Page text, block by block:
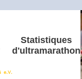
Statistiques
d'ultramarathon